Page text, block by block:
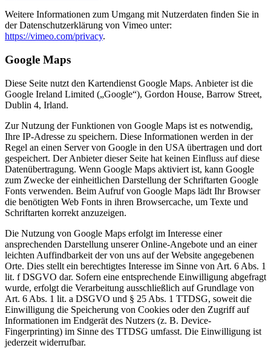
Weitere Informationen zum Umgang mit Nutzerdaten finden Sie in
der Datenschutzerklärung von Vimeo unter:
https://vimeo.com/privacy.
Google Maps
Diese Seite nutzt den Kartendienst Google Maps. Anbieter ist die
Google Ireland Limited („Google“), Gordon House, Barrow Street,
Dublin 4, Irland.
Zur Nutzung der Funktionen von Google Maps ist es notwendig,
Ihre IP-Adresse zu speichern. Diese Informationen werden in der
Regel an einen Server von Google in den USA übertragen und dort
gespeichert. Der Anbieter dieser Seite hat keinen Einfluss auf diese
Datenübertragung. Wenn Google Maps aktiviert ist, kann Google
zum Zwecke der einheitlichen Darstellung der Schriftarten Google
Fonts verwenden. Beim Aufruf von Google Maps lädt Ihr Browser
die benötigten Web Fonts in ihren Browsercache, um Texte und
Schriftarten korrekt anzuzeigen.
Die Nutzung von Google Maps erfolgt im Interesse einer
ansprechenden Darstellung unserer Online-Angebote und an einer
leichten Auffindbarkeit der von uns auf der Website angegebenen
Orte. Dies stellt ein berechtigtes Interesse im Sinne von Art. 6 Abs. 1
lit. f DSGVO dar. Sofern eine entsprechende Einwilligung abgefragt
wurde, erfolgt die Verarbeitung ausschließlich auf Grundlage von
Art. 6 Abs. 1 lit. a DSGVO und § 25 Abs. 1 TTDSG, soweit die
Einwilligung die Speicherung von Cookies oder den Zugriff auf
Informationen im Endgerät des Nutzers (z. B. Device-
Fingerprinting) im Sinne des TTDSG umfasst. Die Einwilligung ist
jederzeit widerrufbar.